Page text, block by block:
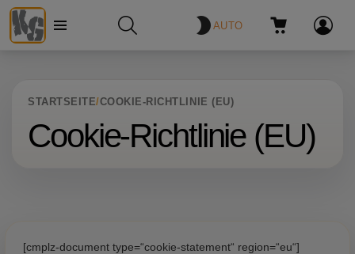
Menü AUTO
STARTSEITE COOKIE-RICHTLINIE (EU)
Cookie-Richtlinie (EU)
[cmplz-document type=“cookie-statement“ region=“eu“]